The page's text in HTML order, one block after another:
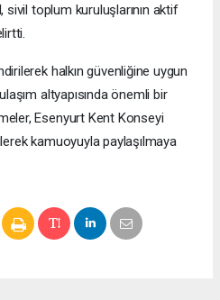
sivil toplum kuruluşlarının aktif
halkın güvenliğine uygun
altyapısında önemli bir
Esenyurt Kent Konseyi
kamuoyuyla paylaşılmaya